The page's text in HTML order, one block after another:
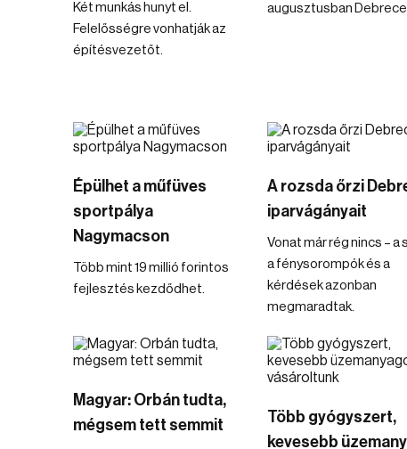
Két munkás hunyt el.
Felelősségre vonhatják az
építésvezetőt.
augusztusban
Épülhet a műfüves
sportpálya
Nagymacson
Több mint 19 millió forintos
fejlesztés kezdődhet.
A rozsda őrzi
iparvágányait
Vonat már rég nincs – a
a fénysorompók és a
kérdések azonban
megmaradtak.
Magyar: Orbán tudta,
mégsem tett semmit
Több gyógyszert,
kevesebb